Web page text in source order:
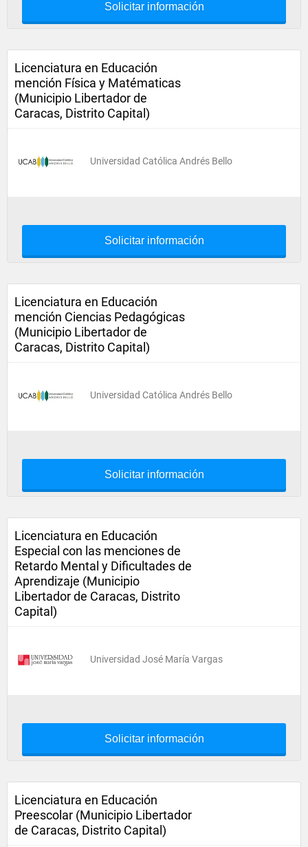
Solicitar información
Licenciatura en Educación
mención Física y Matématicas
(Municipio Libertador de
Caracas, Distrito Capital)
Universidad Católica Andrés Bello
Solicitar información
Licenciatura en Educación
mención Ciencias Pedagógicas
(Municipio Libertador de
Caracas, Distrito Capital)
Universidad Católica Andrés Bello
Solicitar información
Licenciatura en Educación
Especial con las menciones de
Retardo Mental y Dificultades de
Aprendizaje (Municipio
Libertador de Caracas, Distrito
Capital)
Universidad José María Vargas
Solicitar información
Licenciatura en Educación
Preescolar (Municipio Libertador
de Caracas, Distrito Capital)